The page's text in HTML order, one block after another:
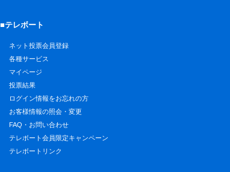
■テレボート
ネット投票会員登録
各種サービス
マイページ
投票結果
ログイン情報をお忘れの方
お客様情報の照会・変更
FAQ・お問い合わせ
テレボート会員限定キャンペーン
テレボートリンク